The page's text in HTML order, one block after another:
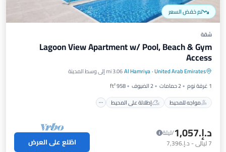
تم خفض السعر
شقة
Lagoon View Apartment w/ Pool, Beach & Gym
Access
United Arab Emirates
·
Al Hamriya3.06 mi إلى وسط المدينة
1 غرفة نوم
2 حمامات 2 الضيوف
958 ft²
مواجه للمحيط
إطلالة على المحيط
شرفة / تراس
إطلالة
د.إ.‏1,057
/ليلة
7ليالي- د.إ.‏7,396 اطّلع على العرض